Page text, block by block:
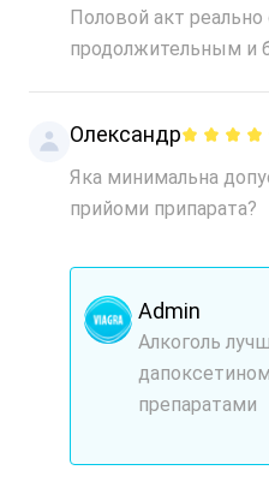
Половой акт реально
продолжительным и
Олександр
Яка минимальна
прийоми припарата?
Admin
Алкоголь
препаратами